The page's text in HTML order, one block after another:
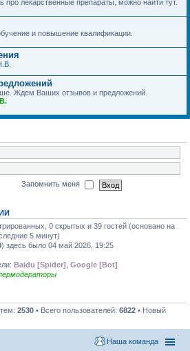
про лекарственные препараты, можно найти тут.
и повышение квалификации.
Ждем Ваших отзывов и предложений.
Запомнить меня
0 скрытых и 39 гостей (основано на
5 минут)
) здесь было 04 май 2026, 19:25
Baidu [Spider] Google [Bot]
2530 • Всего пользователей: 6822 • Новый
Наша команда